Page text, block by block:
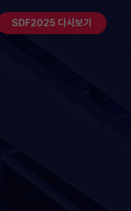
SDF2025 다시보기